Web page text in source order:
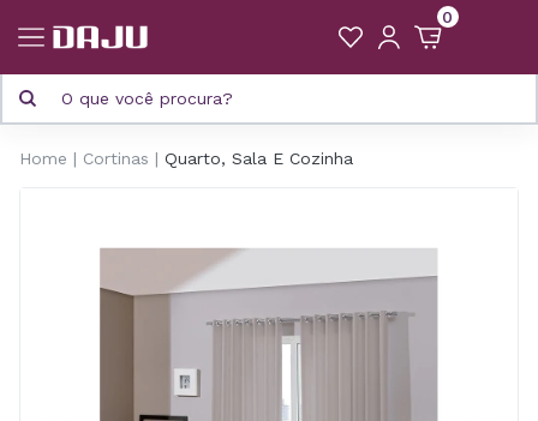
0
Home Cortinas Quarto, Sala E Cozinha